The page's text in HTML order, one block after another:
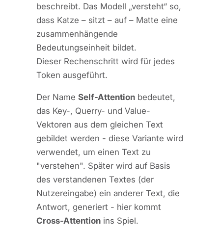
beschreibt. Das Modell „versteht“ so,
dass Katze – sitzt – auf – Matte eine
zusammenhängende
Bedeutungseinheit bildet.
Dieser Rechenschritt wird für jedes
Token ausgeführt.
Der Name Self-Attention bedeutet,
das Key-, Querry- und Value-
Vektoren aus dem gleichen Text
gebildet werden - diese Variante wird
verwendet, um einen Text zu
"verstehen". Später wird auf Basis
des verstandenen Textes (der
Nutzereingabe) ein anderer Text, die
Antwort, generiert - hier kommt
Cross-Attention ins Spiel.